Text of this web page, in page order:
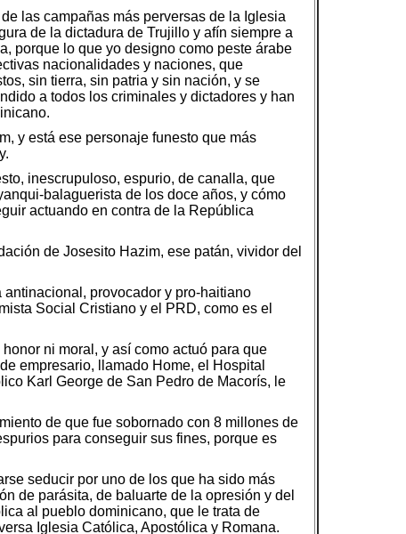
las campañas más perversas de la Iglesia
de la dictadura de Trujillo y afín siempre a
porque lo que yo designo como peste árabe
nacionalidades y naciones, que
sin tierra, sin patria y sin nación, y se
a todos los criminales y dictadores y han
y está ese personaje funesto que más
inescrupuloso, espurio, de canalla, que
balaguerista de los doce años, y cómo
actuando en contra de la República
de Josesito Hazim, ese patán, vividor del
provocador y pro-haitiano
Social Cristiano y el PRD, como es el
ni moral, y así como actuó para que
empresario, llamado Home, el Hospital
Karl George de San Pedro de Macorís, le
de que fue sobornado con 8 millones de
para conseguir sus fines, porque es
seducir por uno de los que ha sido más
de parásita, de baluarte de la opresión y del
al pueblo dominicano, que le trata de
Iglesia Católica, Apostólica y Romana.